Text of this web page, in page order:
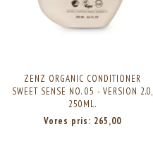
ZENZ ORGANIC CONDITIONER
SWEET SENSE NO. 05 - VERSION 2.0,
250ML.
Vores pris: 265,00